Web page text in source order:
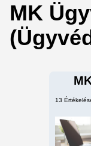
MK
13